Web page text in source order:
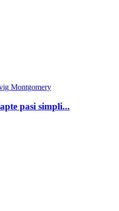
Montgomery
pasi simpli...